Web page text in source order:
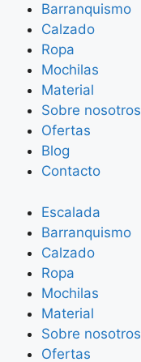
Barranquismo
Calzado
Ropa
Mochilas
Material
Sobre nosotros
Ofertas
Blog
Contacto
Escalada
Barranquismo
Calzado
Ropa
Mochilas
Material
Sobre nosotros
Ofertas